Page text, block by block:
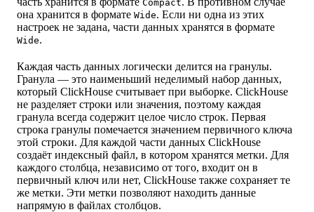
Compact
она хранится в формате Wide. Если ни одна из этих
настроек не задана, части данных хранятся в формате
Wide.
Каждая часть данных логически делится на гранулы.
Гранула — это наименьший неделимый набор данных,
который ClickHouse считывает при выборке. ClickHouse
не разделяет строки или значения, поэтому каждая
гранула всегда содержит целое число строк. Первая
строка гранулы помечается значением первичного ключа
этой строки. Для каждой части данных ClickHouse
создаёт индексный файл, в котором хранятся метки. Для
каждого столбца, независимо от того, входит он в
первичный ключ или нет, ClickHouse также сохраняет те
же метки. Эти метки позволяют находить данные
напрямую в файлах столбцов.